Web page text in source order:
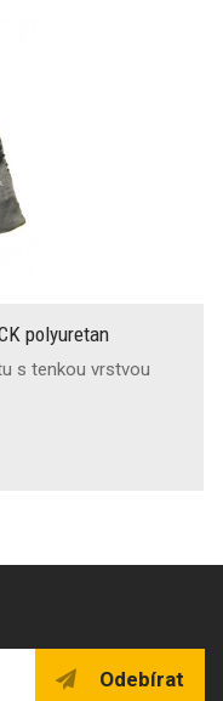
polyuretan
s tenkou vrstvou
Odebírat